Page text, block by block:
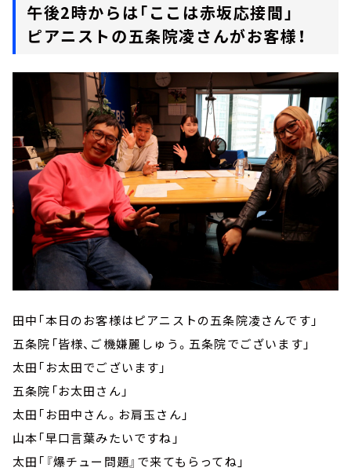
午後2時からは「ここは赤坂応接間」
ピアニストの五条院凌さんがお客様！
田中「本日のお客様はピアニストの五条院凌さんです」
五条院「皆様、ご機嫌麗しゅう。五条院でございます」
太田「お太田でございます」
五条院「お太田さん」
太田「お田中さん。お肩玉さん」
山本「早口言葉みたいですね」
太田「『爆チュー問題』で来てもらってね」